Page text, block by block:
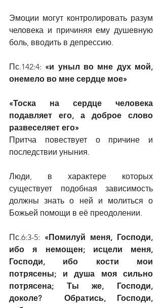
Эмоции могут контролировать разум
человека и причиняя ему душевную
боль, вводить в депрессию.
Пс.142:4: «и уныл во мне дух мой,
онемело во мне сердце мое»
«Тоска на сердце человека
подавляет его, а доброе слово
развеселяет его»
Притча повествует о причине и
последствии уныния.
Люди, в характере которых
существует подобная зависимость
должны знать о ней и молиться о
Божьей помощи в её преодолении.
Пс.6:3-5: «Помилуй меня, Господи,
ибо я немощен; исцели меня,
Господи, ибо кости мои
потрясены; и душа моя сильно
потрясена; Ты же, Господи,
доколе?  Обратись, Господи,